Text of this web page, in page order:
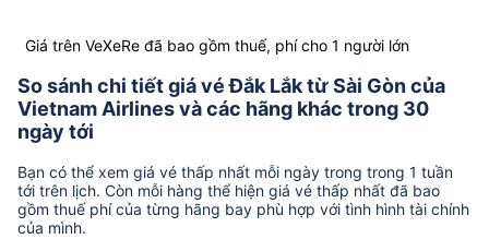
Giá trên VeXeRe đã bao gồm thuế, phí cho 1 người lớn
So sánh chi tiết giá vé Đắk Lắk từ Sài Gòn của
Vietnam Airlines và các hãng khác trong 30
ngày tới
Bạn có thể xem giá vé thấp nhất mỗi ngày trong trong 1 tuần
tới trên lịch. Còn mỗi hàng thể hiện giá vé thấp nhất đã bao
gồm thuế phí của từng hãng bay phù hợp với tình hình tài chính
của mình.